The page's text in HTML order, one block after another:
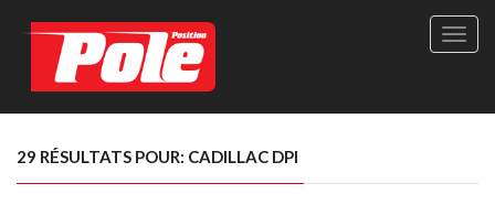
Site
Le
29 RÉSULTATS POUR: CADILLAC DPI